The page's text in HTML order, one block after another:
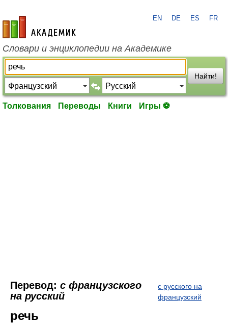
academic.ru
EN DE ES FR
Словари и энциклопедии на Академике
Найти!
Толкования Переводы Книги Игры ⚽
Перевод: с французского
на русский
с русского на
французский
речь